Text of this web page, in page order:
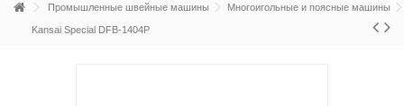
Промышленные швейные машины Многоигольные и поясные машины
Kansai Special DFB-1404P